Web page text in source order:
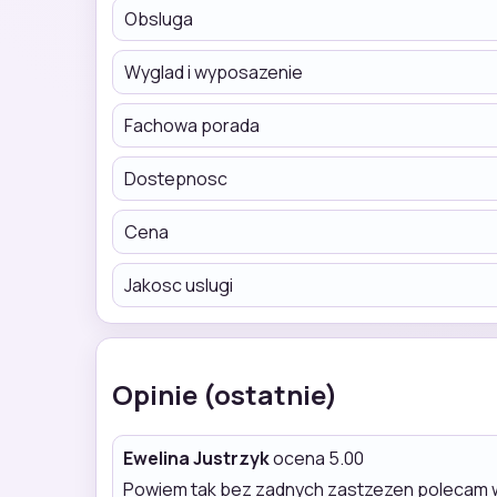
Obsluga
Wyglad i wyposazenie
Fachowa porada
Dostepnosc
Cena
Jakosc uslugi
Opinie (ostatnie)
Ewelina Justrzykocena 5.00
Powiem tak bez zadnych zastzezen polecam